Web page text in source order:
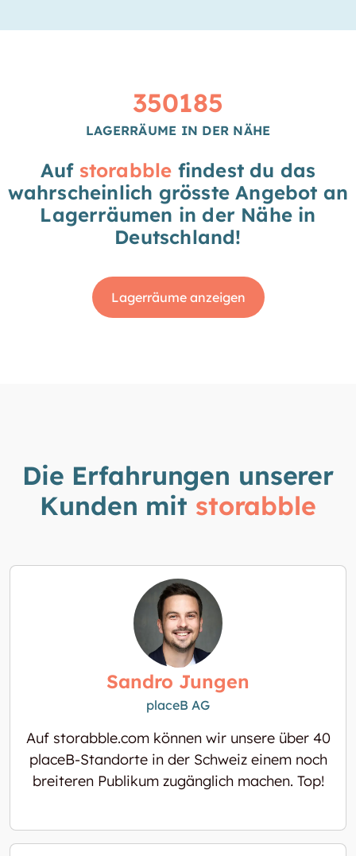
350185
LAGERRÄUME IN DER NÄHE
Auf storabble findest du das
wahrscheinlich grösste Angebot an
Lagerräumen in der Nähe in
Deutschland!
Lagerräume anzeigen
Die Erfahrungen unserer
Kunden mit storabble
Sandro Jungen
placeB AG
Auf storabble.com können wir unsere über 40
placeB-Standorte in der Schweiz einem noch
breiteren Publikum zugänglich machen. Top!